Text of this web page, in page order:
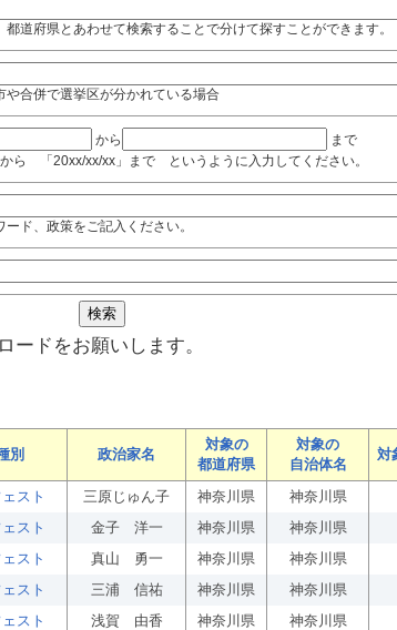
道府県とあわせて検索することで分けて探すことができます。
合併で選挙区が分かれている場合
から
まで
ら 「20xx/xx/xx」まで というように入力してください。
ド、政策をご記入ください。
ードをお願いします。
別 政治家名
対象の
都道府県
対象の
自治体名
対
スト 三原じゅん子 神奈川県 神奈川県
スト 金子 洋一 神奈川県 神奈川県
スト 真山 勇一 神奈川県 神奈川県
スト 三浦 信祐 神奈川県 神奈川県
スト 浅賀 由香 神奈川県 神奈川県